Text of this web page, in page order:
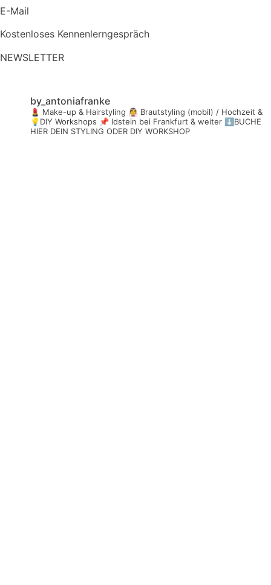
E-Mail
Kostenloses Kennenlerngespräch
NEWSLETTER
by_antoniafranke
💄 Make-up & Hairstyling 👰 Brautstyling (mobil) / Hochzeit &
💡DIY Workshops 📌 Idstein bei Frankfurt & weiter ⬇️BUCHE
HIER DEIN STYLING ODER DIY WORKSHOP